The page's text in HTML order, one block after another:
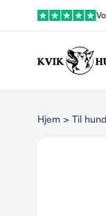
Hjem > Til